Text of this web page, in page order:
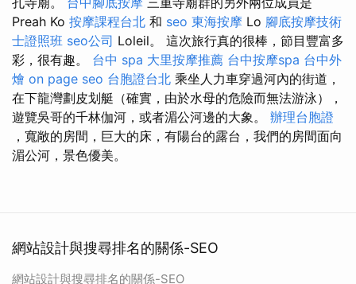
Preah Ko 按摩課程台北 和 seo 東海按摩 Lo 腳底按摩技術
士證照班 seo公司 Loleil。 這次旅行真的很棒，節目豐富多
彩，很有趣。 台中 spa 大里按摩推薦 台中按摩spa 台中外
燴 on page seo 台胞證台北 乘坐人力車穿過河內的街道，
在下龍灣劃皮划艇（確實，由於水母的危險而無法游泳），
遊覽吳哥的千林伽河，或者湄公河邊的大象。 辦理台胞證
，寬敞的房間，巨大的床，有陽台的露台，我們的房間面向
湄公河，景色優美。
網站設計與搜尋排名的關係-SEO
網站設計與搜尋排名的關係-SEO